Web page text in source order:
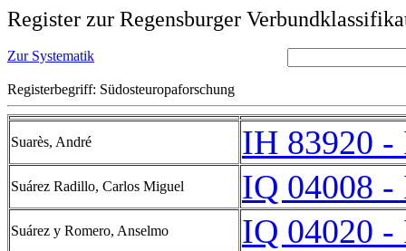
Register zur Regensburger
Zur Systematik
Registerbegriff: Südosteuropaforschung
Suarès, André IH 83920 -
Suárez Radillo, Carlos Miguel IQ 04008 -
Suárez y Romero, Anselmo IQ 04020 -